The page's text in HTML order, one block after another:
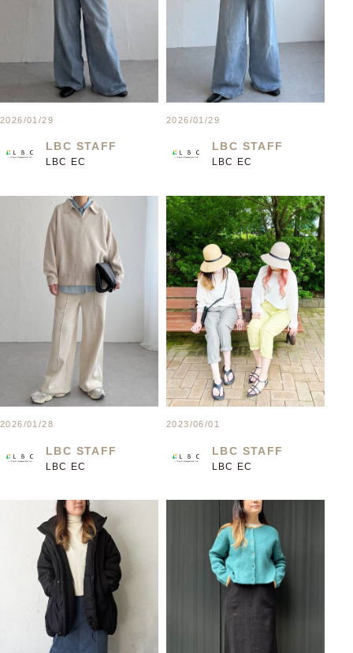
2026/01/29
LBC STAFF
LBC EC
2026/01/29
LBC STAFF
LBC EC
2026/01/28
LBC STAFF
LBC EC
2023/06/01
LBC STAFF
LBC EC